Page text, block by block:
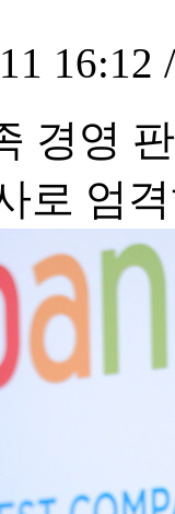
16:12
경영
로 엄